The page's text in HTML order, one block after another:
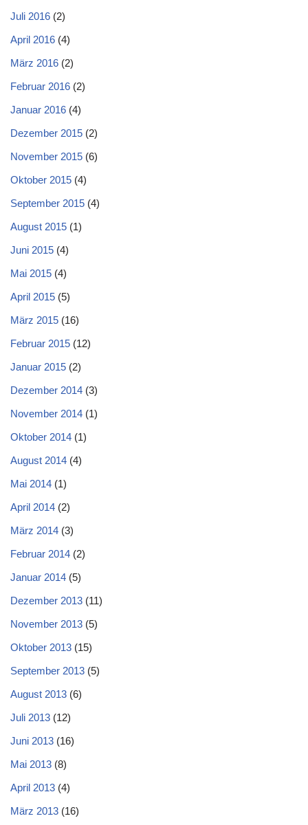
Juli 2016 (2)
April 2016 (4)
März 2016 (2)
Februar 2016 (2)
Januar 2016 (4)
Dezember 2015 (2)
November 2015 (6)
Oktober 2015 (4)
September 2015 (4)
August 2015 (1)
Juni 2015 (4)
Mai 2015 (4)
April 2015 (5)
März 2015 (16)
Februar 2015 (12)
Januar 2015 (2)
Dezember 2014 (3)
November 2014 (1)
Oktober 2014 (1)
August 2014 (4)
Mai 2014 (1)
April 2014 (2)
März 2014 (3)
Februar 2014 (2)
Januar 2014 (5)
Dezember 2013 (11)
November 2013 (5)
Oktober 2013 (15)
September 2013 (5)
August 2013 (6)
Juli 2013 (12)
Juni 2013 (16)
Mai 2013 (8)
April 2013 (4)
März 2013 (16)